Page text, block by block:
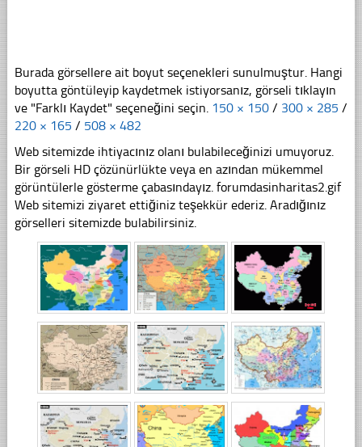
Burada görsellere ait boyut seçenekleri sunulmuştur. Hangi
boyutta göntüleyip kaydetmek istiyorsanız, görseli tıklayın
ve "Farklı Kaydet" seçeneğini seçin. 150 × 150 / 300 × 285 /
220 × 165 / 508 × 482
Web sitemizde ihtiyacınız olanı bulabileceğinizi umuyoruz.
Bir görseli HD çözünürlükte veya en azından mükemmel
görüntülerle gösterme çabasındayız. forumdasinharitas2.gif
Web sitemizi ziyaret ettiğiniz teşekkür ederiz. Aradığınız
görselleri sitemizde bulabilirsiniz.